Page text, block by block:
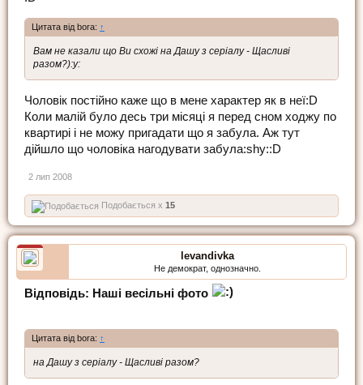
Цитата від bora: ↑
Вам не казали що Ви схожі на Дашу з серіалу - Щасливі
разом?):y:
Чоловік постійно каже що в мене характер як в неї:D
Коли малій було десь три місяці я перед сном ходжу по
квартирі і не можу пригадати що я забула. Аж тут
дійшло що чоловіка нагодувати забула:shy::D
2 лип 2008
Подобається x 15
levandivka
Не демократ, однозначно.
Відповідь: Наші весільні фото
Цитата від bora: ↑
на Дашу з серіалу - Щасливі разом?